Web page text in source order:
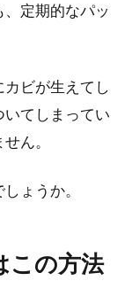
定期的なパッ
ビが生えてし
いてしまってい
ん。
ょうか。
この方法